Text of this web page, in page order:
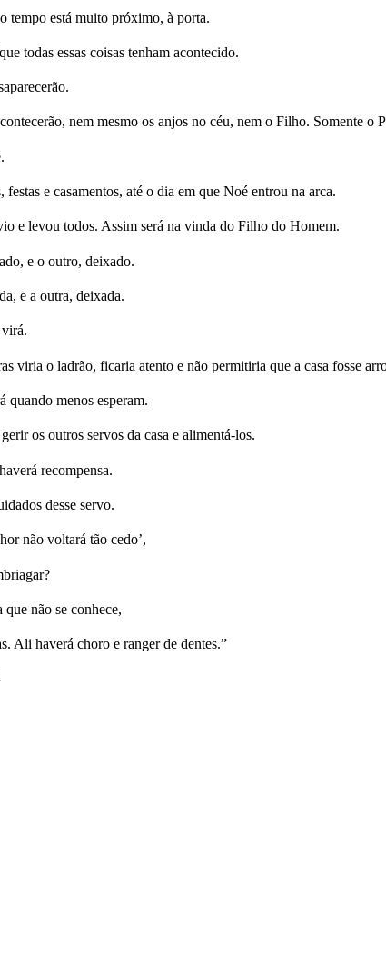
tempo está muito próximo, à porta.
todas essas coisas tenham acontecido.
nem mesmo os anjos no céu, nem o Filho. Somente o
e casamentos, até o dia em que Noé entrou na arca.
e levou todos. Assim será na vinda do Filho do Homem.
e o outro, deixado.
e a outra, deixada.
viria o ladrão, ficaria atento e não permitiria que a casa fosse
quando menos esperam.
os outros servos da casa e alimentá-los.
recompensa.
desse servo.
não voltará tão cedo’,
que não se conhece,
Ali haverá choro e ranger de dentes.”